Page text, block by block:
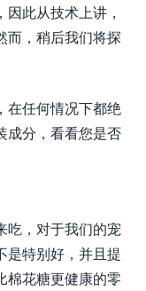
此从技术上讲，
而，稍后我们将探
在任何情况下都绝
成分，看看您是否
吃，对于我们的宠
是特别好，并且提
棉花糖更健康的零